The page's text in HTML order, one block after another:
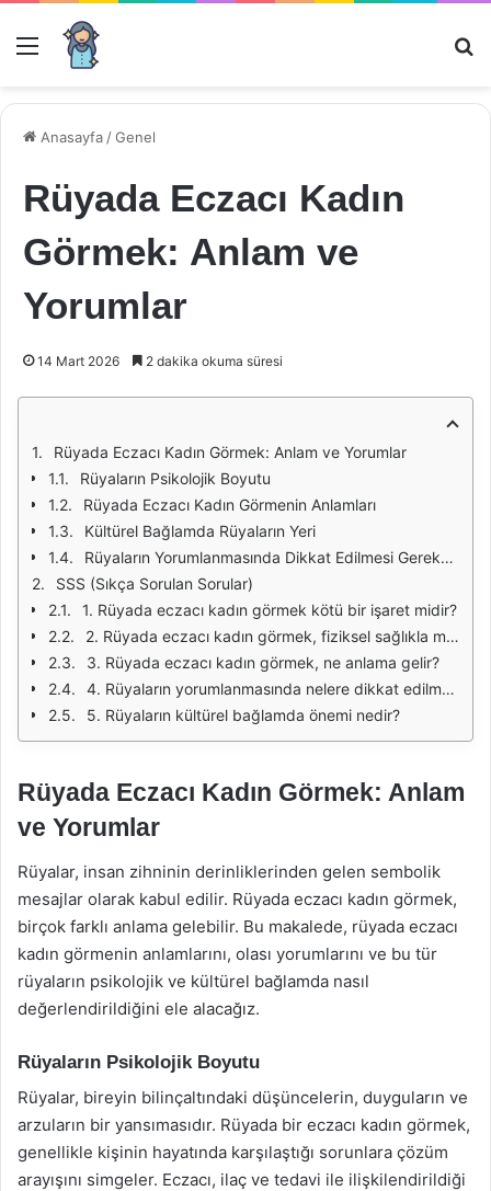
Menü
Anasayfa /Genel
Rüyada Eczacı Kadın
Görmek: Anlam ve
Yorumlar
14 Mart 2026 2 dakika okuma süresi
Rüyada Eczacı Kadın Görmek: Anlam ve Yorumlar
Rüyaların Psikolojik Boyutu
Rüyada Eczacı Kadın Görmenin Anlamları
Kültürel Bağlamda Rüyaların Yeri
Rüyaların Yorumlanmasında Dikkat Edilmesi Gerekenler
SSS (Sıkça Sorulan Sorular)
1. Rüyada eczacı kadın görmek kötü bir işaret midir?
2. Rüyada eczacı kadın görmek, fiziksel sağlıkla mı ilgilidir?
3. Rüyada eczacı kadın görmek, ne anlama gelir?
4. Rüyaların yorumlanmasında nelere dikkat edilmelidir?
5. Rüyaların kültürel bağlamda önemi nedir?
Rüyada Eczacı Kadın Görmek: Anlam
ve Yorumlar
Rüyalar, insan zihninin derinliklerinden gelen sembolik
mesajlar olarak kabul edilir. Rüyada eczacı kadın görmek,
birçok farklı anlama gelebilir. Bu makalede, rüyada eczacı
kadın görmenin anlamlarını, olası yorumlarını ve bu tür
rüyaların psikolojik ve kültürel bağlamda nasıl
değerlendirildiğini ele alacağız.
Rüyaların Psikolojik Boyutu
Rüyalar, bireyin bilinçaltındaki düşüncelerin, duyguların ve
arzuların bir yansımasıdır. Rüyada bir eczacı kadın görmek,
genellikle kişinin hayatında karşılaştığı sorunlara çözüm
arayışını simgeler. Eczacı, ilaç ve tedavi ile ilişkilendirildiği